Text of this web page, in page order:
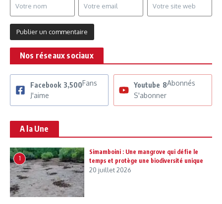
Nos réseaux sociaux
Facebook 3,500Fans
J'aime
Youtube 8Abonnés
S'abonner
A la Une
1
Simamboini : Une mangrove qui défie le
temps et protège une biodiversité unique
20 juillet 2026